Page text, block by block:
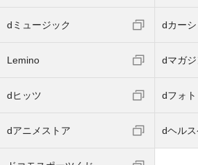
dミュージック dカー
Lemino dマガジ
dヒッツ dフォト
dアニメストア dヘル